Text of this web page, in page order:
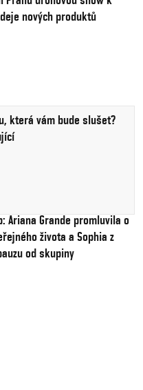
nových produktů
která vám bude slušet?
Ariana Grande promluvila o
života a Sophia z
od skupiny